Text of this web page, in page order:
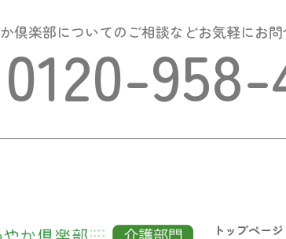
倶楽部についてのご相談などお気軽にお
0120-
トップページ